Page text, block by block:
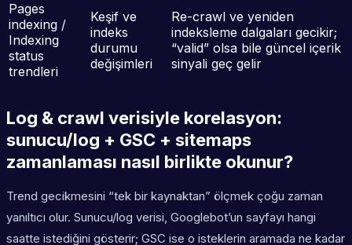
Pages
indexing /
Indexing
status
trendleri
Keşif ve
indeks
durumu
değişimleri
Re-crawl ve yeniden
indeksleme dalgaları gecikir;
“valid” olsa bile güncel içerik
sinyali geç gelir
Log & crawl verisiyle korelasyon:
sunucu/log + GSC + sitemaps
zamanlaması nasıl birlikte okunur?
Trend gecikmesini “tek bir kaynaktan” ölçmek çoğu zaman
yanıltıcı olur. Sunucu/log verisi, Googlebot’un sayfayı hangi
saatte istediğini gösterir; GSC ise o isteklerin aramada ne kadar